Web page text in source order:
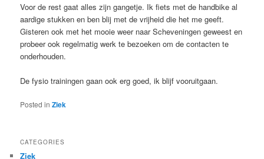
Voor de rest gaat alles zijn gangetje. Ik fiets met de handbike al
aardige stukken en ben blij met de vrijheid die het me geeft.
Gisteren ook met het mooie weer naar Scheveningen geweest en
probeer ook regelmatig werk te bezoeken om de contacten te
onderhouden.
De fysio trainingen gaan ook erg goed, ik blijf vooruitgaan.
Posted in Ziek
CATEGORIES
Ziek